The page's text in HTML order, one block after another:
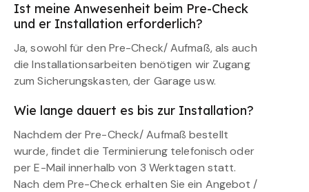
Ist meine Anwesenheit beim Pre-Check
und er Installation erforderlich?
Ja, sowohl für den Pre-Check/ Aufmaß, als auch
die Installationsarbeiten benötigen wir Zugang
zum Sicherungskasten, der Garage usw.
Wie lange dauert es bis zur Installation?
Nachdem der Pre-Check/ Aufmaß bestellt
wurde, findet die Terminierung telefonisch oder
per E-Mail innerhalb von 3 Werktagen statt.
Nach dem Pre-Check erhalten Sie ein Angebot /